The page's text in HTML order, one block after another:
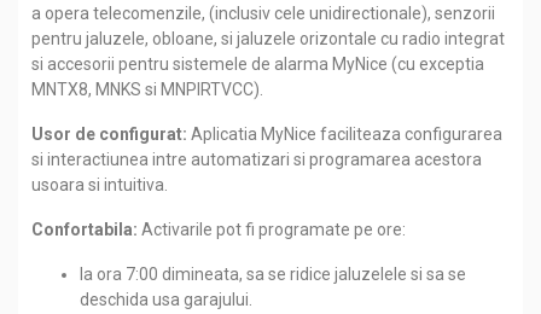
a opera telecomenzile, (inclusiv cele unidirectionale), senzorii
pentru jaluzele, obloane, si jaluzele orizontale cu radio integrat
si accesorii pentru sistemele de alarma MyNice (cu exceptia
MNTX8, MNKS si MNPIRTVCC).
Usor de configurat: Aplicatia MyNice faciliteaza configurarea
si interactiunea intre automatizari si programarea acestora
usoara si intuitiva.
Confortabila: Activarile pot fi programate pe ore:
la ora 7:00 dimineata, sa se ridice jaluzelele si sa se
deschida usa garajului.